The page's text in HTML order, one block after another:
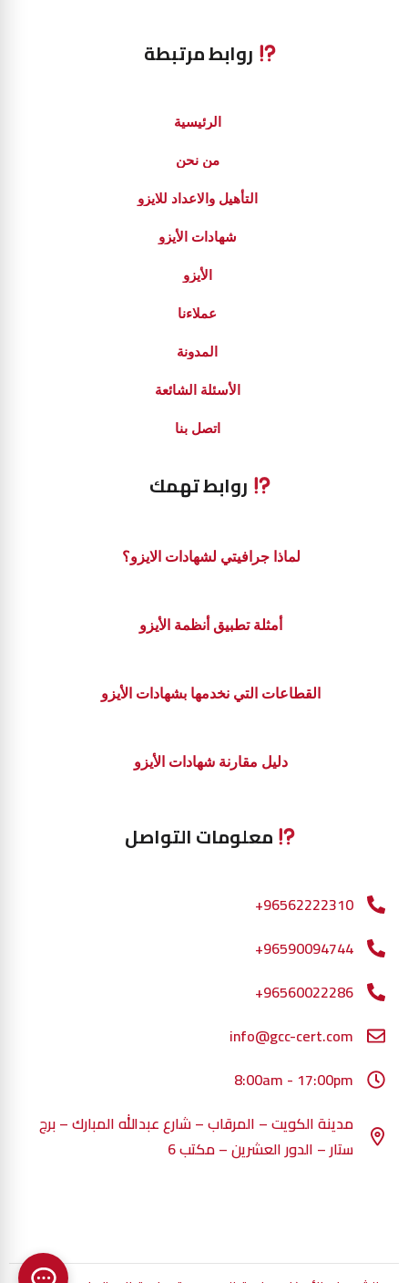
الرئيسية
من نحن
التأهيل والاعداد للايزو
شهادات الأيزو
الأيزو
عملاءنا
المدونة
الأسئلة الشائعة
اتصل بنا
روابط مرتبطة
روابط تهمك
لماذا جرافيتي لشهادات الايزو؟
أمثلة تطبيق أنظمة الأيزو
القطاعات التي نخدمها بشهادات الأيزو
دليل مقارنة شهادات الأيزو
96562222310+
96590094744+
96560022286+
info@gcc-cert.com
8:00am - 17:00pm
مدينة الكويت – المرقاب – شارع عبدالله المبارك – برج
ستار – الدور العشرين – مكتب 6
معلومات التواصل